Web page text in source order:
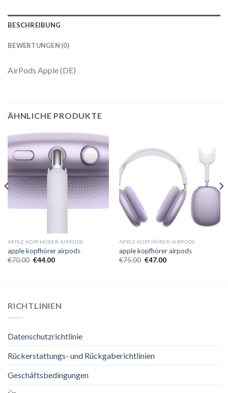
BESCHREIBUNG
BEWERTUNGEN (0)
AirPods Apple (DE)
ÄHNLICHE PRODUKTE
APPLE KOPFHÖRER AIRPODS
apple kopfhörer airpods
€70.00 €44.00
APPLE KOPFHÖRER AIRPODS
apple kopfhörer airpods
€75.00 €47.00
RICHTLINIEN
Datenschutzrichtlinie
Rückerstattungs- und Rückgaberichtlinien
Geschäftsbedingungen